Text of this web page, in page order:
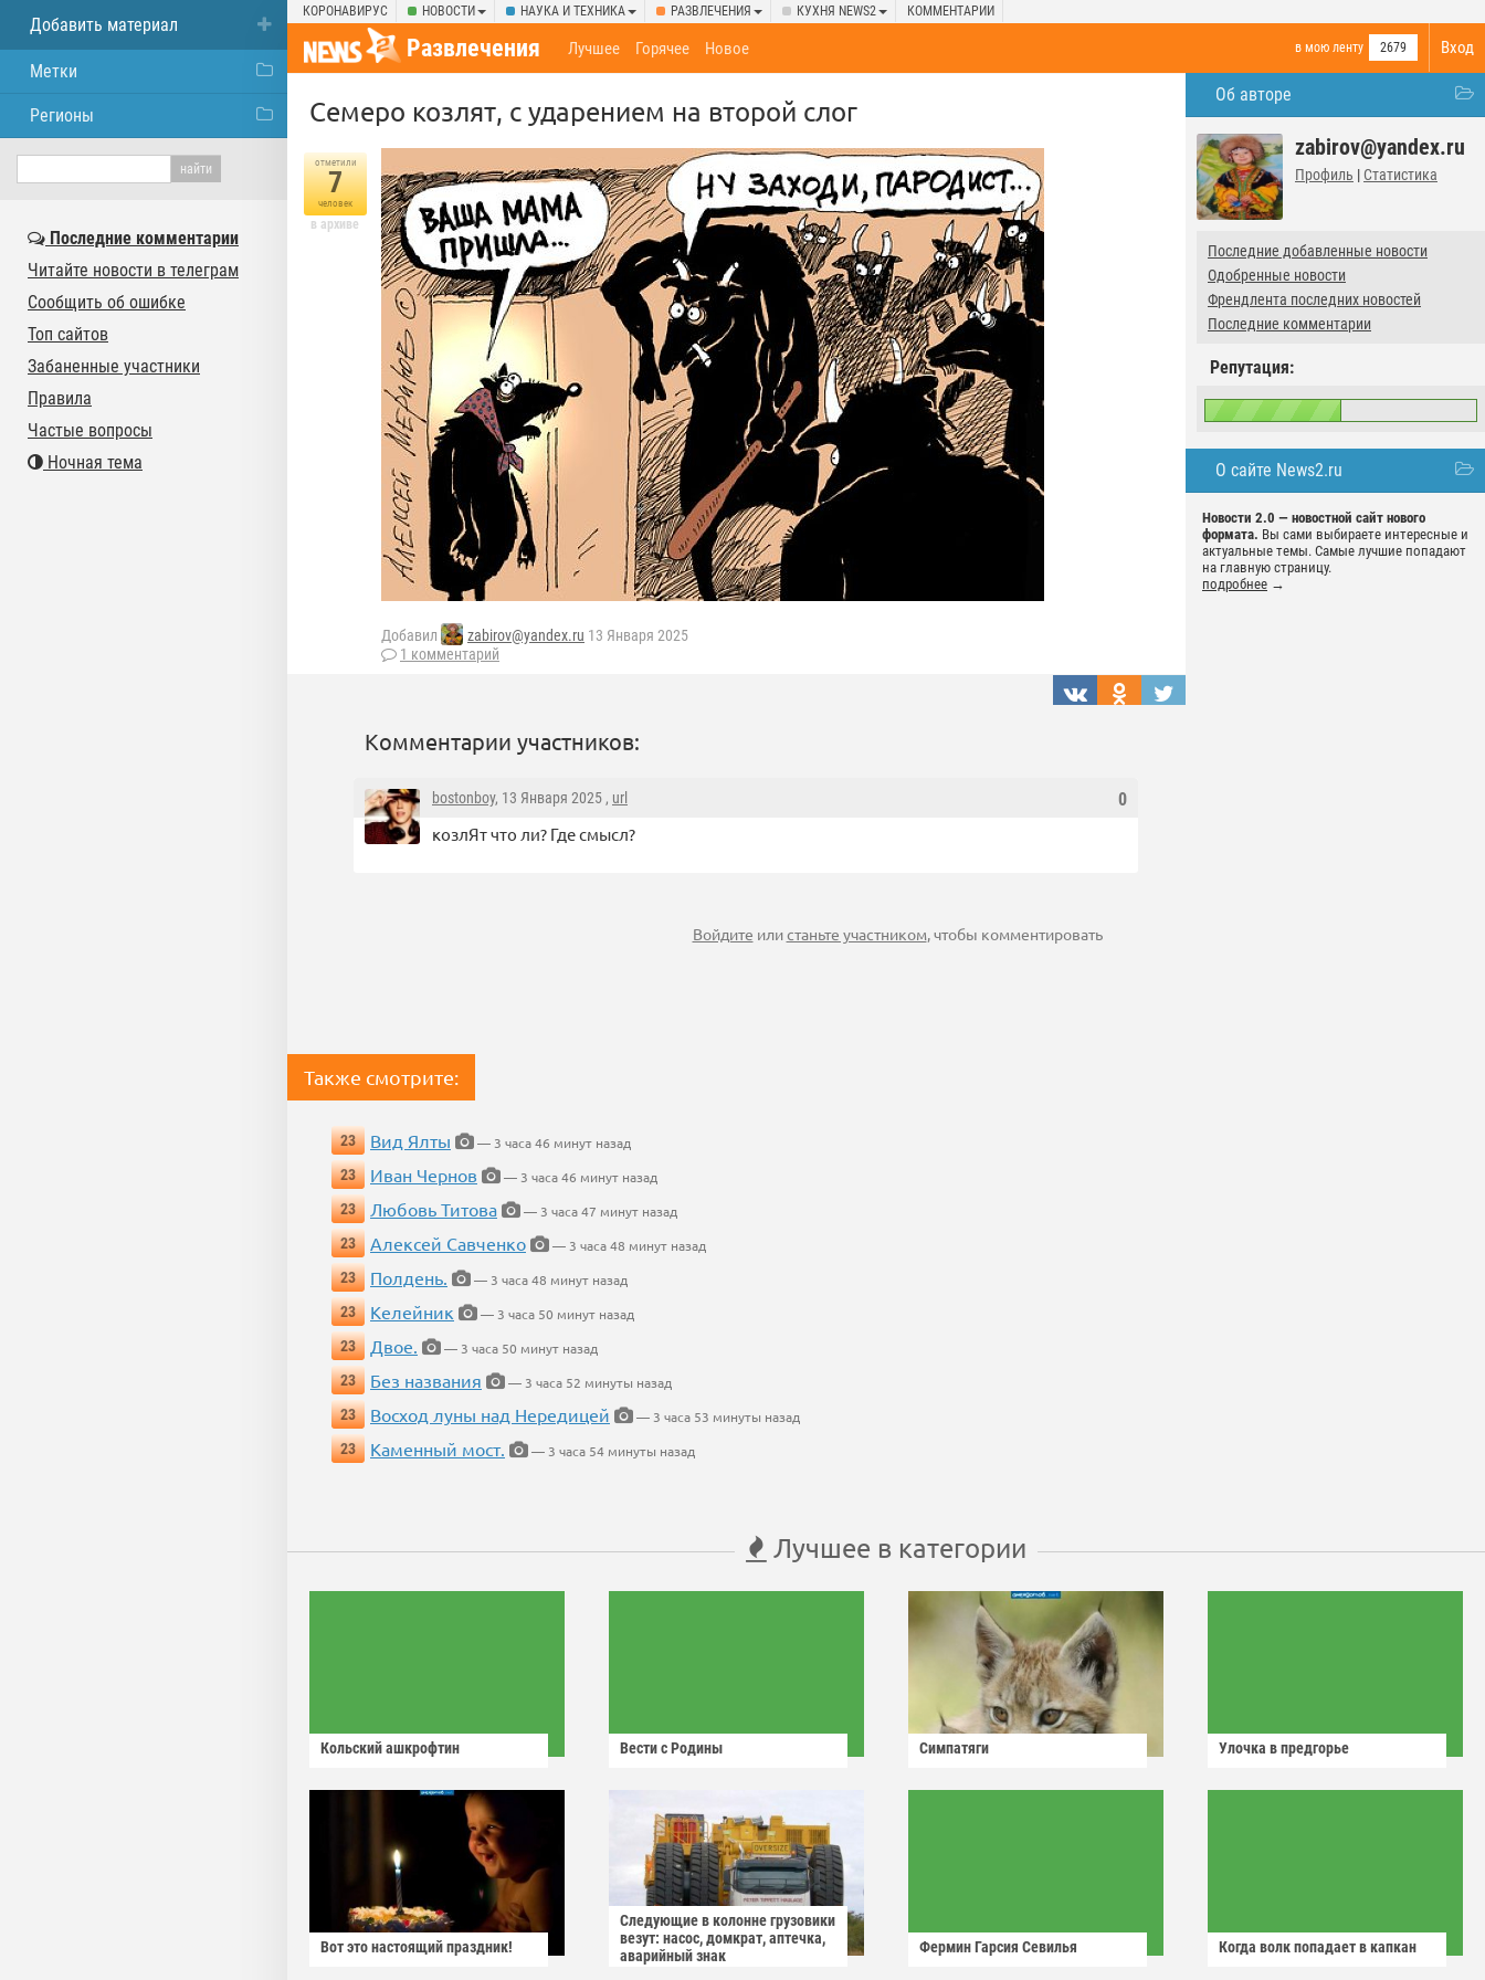
КОРОНАВИРУС НОВОСТИ НАУКА И ТЕХНИКА РАЗВЛЕЧЕНИЯ КУХНЯ NEWS2 КОММЕНТАРИИ
Вход
Развлечения в мою ленту 2679
Лучшее Горячее Новое
Об авторе
zabirov@yandex.ru
Профиль | Статистика
Последние добавленные новости
Одобренные новости
Френдлента последних новостей
Последние комментарии
Репутация:
О сайте News2.ru
Новости 2.0 — новостной сайт нового
формата. Вы сами выбираете интересные и
актуальные темы. Самые лучшие попадают
на главную страницу.
подробнее →
Семеро козлят, с ударением на второй слог⁠⁠
отметили
7
человек
в архиве
Добавил zabirov@yandex.ru 13 Января 2025
1 комментарий
Комментарии участников:
0
bostonboy, 13 Января 2025 , url
козлЯт что ли? Где смысл?
Войдите илистаньте участником, чтобы комментировать
Также смотрите:
23 Вид Ялты
— 3 часа 46 минут назад
23
Иван Чернов
— 3 часа 46 минут назад
23
Любовь Титова
— 3 часа 47 минут назад
23
Алексей Савченко
— 3 часа 48 минут назад
23
Полдень.
— 3 часа 48 минут назад
23
Келейник
— 3 часа 50 минут назад
23
Двое.
— 3 часа 50 минут назад
23
Без названия
— 3 часа 52 минуты назад
23
Восход луны над Нередицей
— 3 часа 53 минуты назад
23
Каменный мост. — 3 часа 54 минуты назад
Лучшее в категории
Кольский ашкрофтин Вести с Родины Симпатяги Улочка в предгорье
Вот это настоящий праздник!
Следующие в колонне грузовики
везут: насос, домкрат, аптечка,
аварийный знак
Фермин Гарсия Севилья Когда волк попадает в капкан
Добавить материал
Метки
Регионы
Последние комментарии
Читайте новости в телеграм
Сообщить об ошибке
Топ сайтов
Забаненные участники
Правила
Частые вопросы
Ночная тема